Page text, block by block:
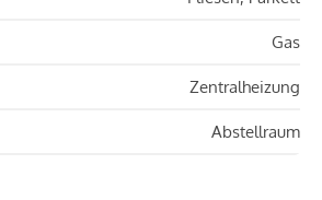
Gas
Zentralheizung
Abstellraum